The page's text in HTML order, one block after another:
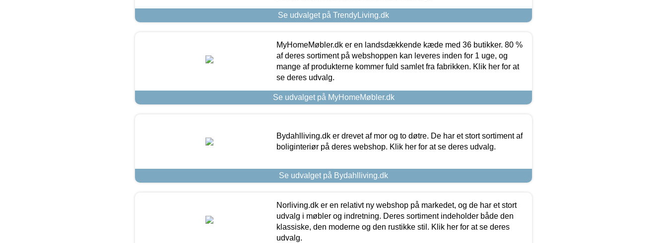
Se udvalget på TrendyLiving.dk
MyHomeMøbler.dk er en landsdækkende kæde med 36 butikker. 80 %
af deres sortiment på webshoppen kan leveres inden for 1 uge, og
mange af produkterne kommer fuld samlet fra fabrikken. Klik her for at
se deres udvalg.
Se udvalget på MyHomeMøbler.dk
Bydahlliving.dk er drevet af mor og to døtre. De har et stort sortiment af
boliginteriør på deres webshop. Klik her for at se deres udvalg.
Se udvalget på Bydahlliving.dk
Norliving.dk er en relativt ny webshop på markedet, og de har et stort
udvalg i møbler og indretning. Deres sortiment indeholder både den
klassiske, den moderne og den rustikke stil. Klik her for at se deres
udvalg.